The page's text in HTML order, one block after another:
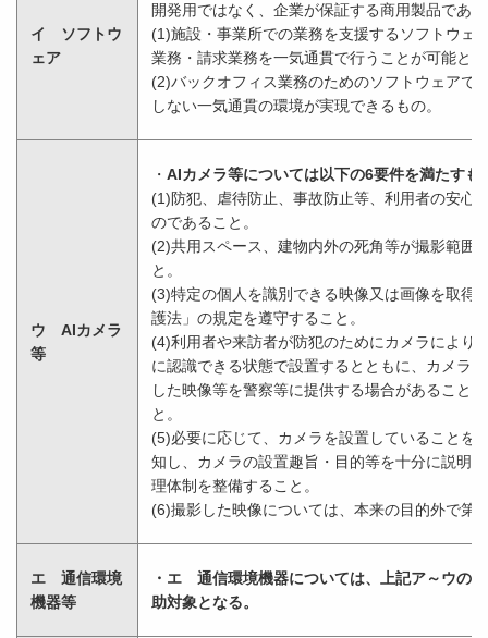
イ ソフトウ
ェア
開発用ではなく、企業が保証する商用製品であ
(1)施設・事業所での業務を支援するソフトウェ
業務・請求業務を一気通貫で行うことが可能と
(2)バックオフィス業務のためのソフトウェアで
しない一気通貫の環境が実現できるもの。
ウ AIカメラ
等
・ AIカメラ等については以下の6要件を満たすも
(1)防犯、虐待防止、事故防止等、利用者の安
のであること。
(2)共用スペース、建物内外の死角等が撮影範囲
と。
(3)特定の個人を識別できる映像又は画像を取得
護法」の規定を遵守すること。
(4)利用者や来訪者が防犯のためにカメラにより
に認識できる状態で設置するとともに、カメラ
した映像等を警察等に提供する場合があること
と。
(5)必要に応じて、カメラを設置していることを
知し、カメラの設置趣旨・目的等を十分に説明
理体制を整備すること。
(6)撮影した映像については、本来の目的外で第
エ 通信環境
機器等
・エ 通信環境機器については、上記ア～ウの
助対象となる。